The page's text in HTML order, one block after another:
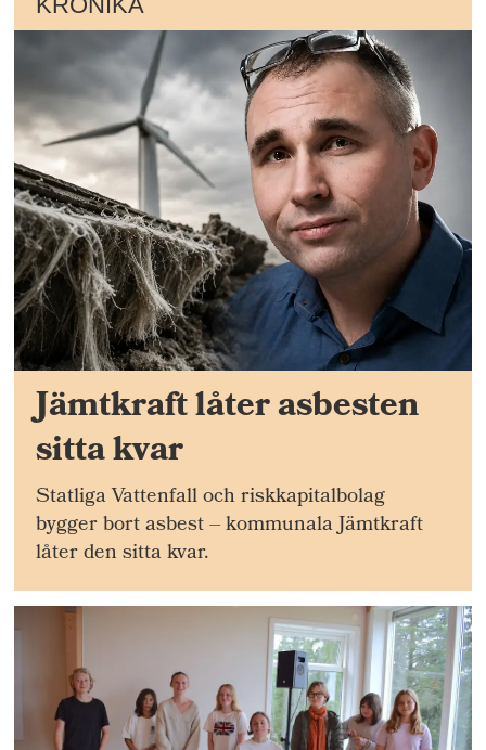
Jämtkraft låter asbesten
sitta kvar
Statliga Vattenfall och riskkapitalbolag
bygger bort asbest – kommunala Jämtkraft
låter den sitta kvar.